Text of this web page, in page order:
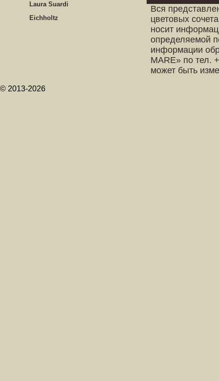
Laura Suardi
Eichholtz
Вся
цветовых
носит
определяемой
информации
MARE» по тел.
может быть
© 2013-2026